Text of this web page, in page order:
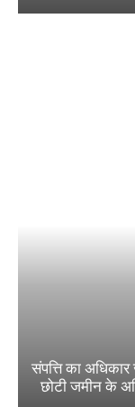
संपत्ति का
छोटी जमीन के